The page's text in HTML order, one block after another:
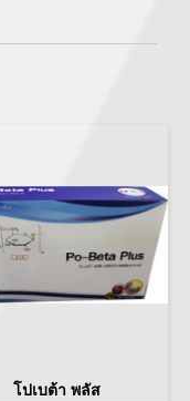
โปเบต้า พลัส